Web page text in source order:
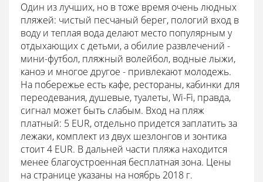
Один из лучших, но в тоже время очень людных
пляжей: чистый песчаный берег, пологий вход в
воду и теплая вода делают место популярным у
отдыхающих с детьми, а обилие развлечений -
мини-футбол, пляжный волейбол, водные лыжи,
каноэ и многое другое - привлекают молодежь.
На побережье есть кафе, рестораны, кабинки для
переодевания, душевые, туалеты, Wi-Fi, правда,
сигнал может быть слабым. Вход на пляж
платный: 5 EUR, отдельно придется заплатить за
лежаки, комплект из двух шезлонгов и зонтика
стоит 4 EUR. В дальней части пляжа находится
менее благоустроенная бесплатная зона. Цены
на странице указаны на ноябрь 2018 г.